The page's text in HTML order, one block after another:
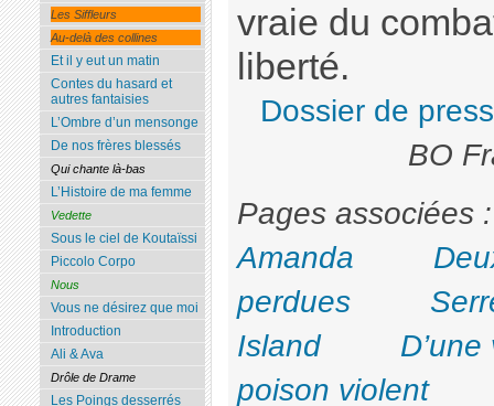
vraie du
liberté.
Dossier de
BO
Pages
Amanda
perdues
Island
D’une
poison violent
Les Siffleurs
Au-delà des collines
Et il y eut un matin
Contes du hasard et
autres fantaisies
L’Ombre d’un mensonge
De nos frères blessés
Qui chante là-bas
L’Histoire de ma femme
Vedette
Sous le ciel de Koutaïssi
Piccolo Corpo
Nous
Vous ne désirez que moi
Introduction
Ali & Ava
Drôle de Drame
Les Poings desserrés